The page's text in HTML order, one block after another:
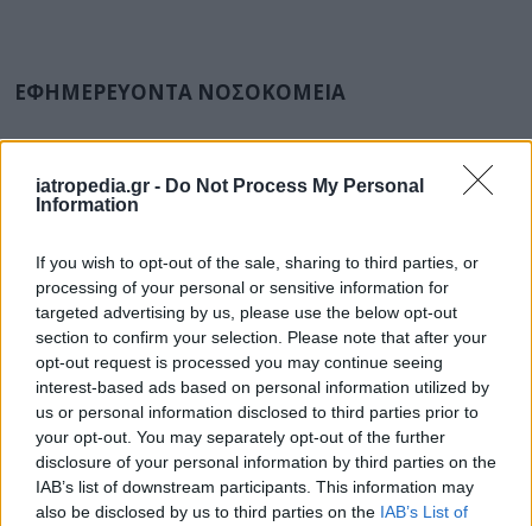
iatropedia.gr - Do Not Process My Personal
Information
If you wish to opt-out of the sale, sharing to third parties, or
processing of your personal or sensitive information for
targeted advertising by us, please use the below opt-out
section to confirm your selection. Please note that after your
opt-out request is processed you may continue seeing
interest-based ads based on personal information utilized by
us or personal information disclosed to third parties prior to
your opt-out. You may separately opt-out of the further
disclosure of your personal information by third parties on the
IAB’s list of downstream participants. This information may
also be disclosed by us to third parties on the IAB’s List of
ΕΦΗΜΕΡΕΥΟΝΤΑ ΝΟΣΟΚΟΜΕΙΑ